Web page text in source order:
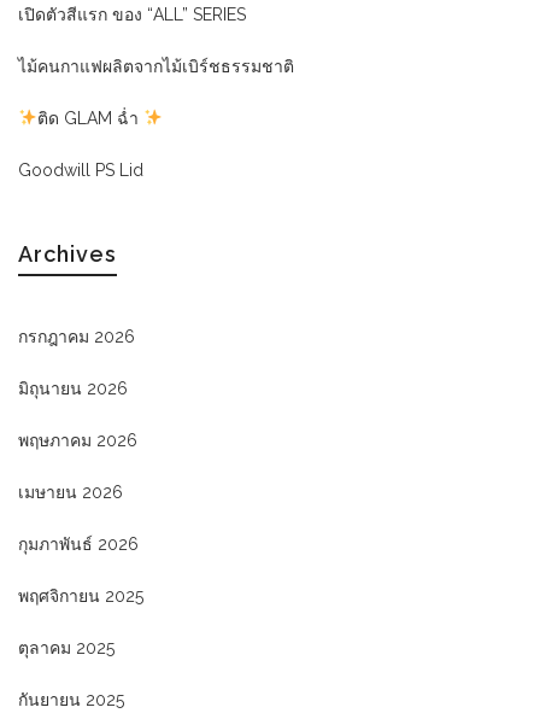
เปิดตัวสีแรก ของ “ALL” SERIES
ไม้คนกาแฟผลิตจากไม้เบิร์ชธรรมชาติ
ติด GLAM ฉ่ำ
Goodwill PS Lid
Archives
กรกฎาคม 2026
มิถุนายน 2026
พฤษภาคม 2026
เมษายน 2026
กุมภาพันธ์ 2026
พฤศจิกายน 2025
ตุลาคม 2025
กันยายน 2025